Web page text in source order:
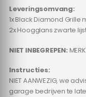
Leveringsomvang:
1x Black Diamond Grille
2x Hoogglans zwarte
NIET INBEGREPEN:
Instructies:
NIET AANWEZIG, we
garage bedrijven te